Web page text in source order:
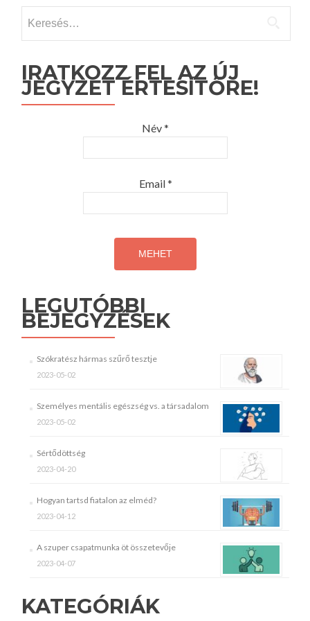
IRATKOZZ FEL AZ ÚJ
JEGYZET ÉRTESÍTŐRE!
Név *
Email *
LEGUTÓBBI
BEJEGYZÉSEK
Szókratész hármas szűrő tesztje
2023-05-02
Személyes mentális egészség vs. a társadalom
2023-05-02
Sértődöttség
2023-04-20
Hogyan tartsd fiatalon az elméd?
2023-04-12
A szuper csapatmunka öt összetevője
2023-04-07
KATEGÓRIÁK